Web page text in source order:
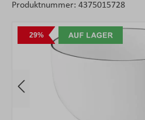
29%
Bildergalerie überspringen
Produktnummer: 4375015728